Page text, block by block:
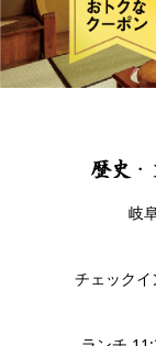
岐
チェック